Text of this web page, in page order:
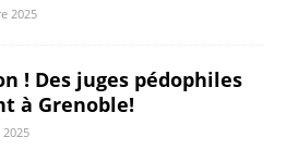
2025
! Des juges pédophiles
à Grenoble!